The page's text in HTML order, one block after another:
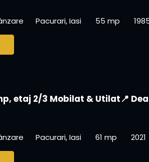
Pacurari, Iasi 55 mp
etaj 2/3 Mobilat & Utilat📍
Pacurari, Iasi 61 mp 2021